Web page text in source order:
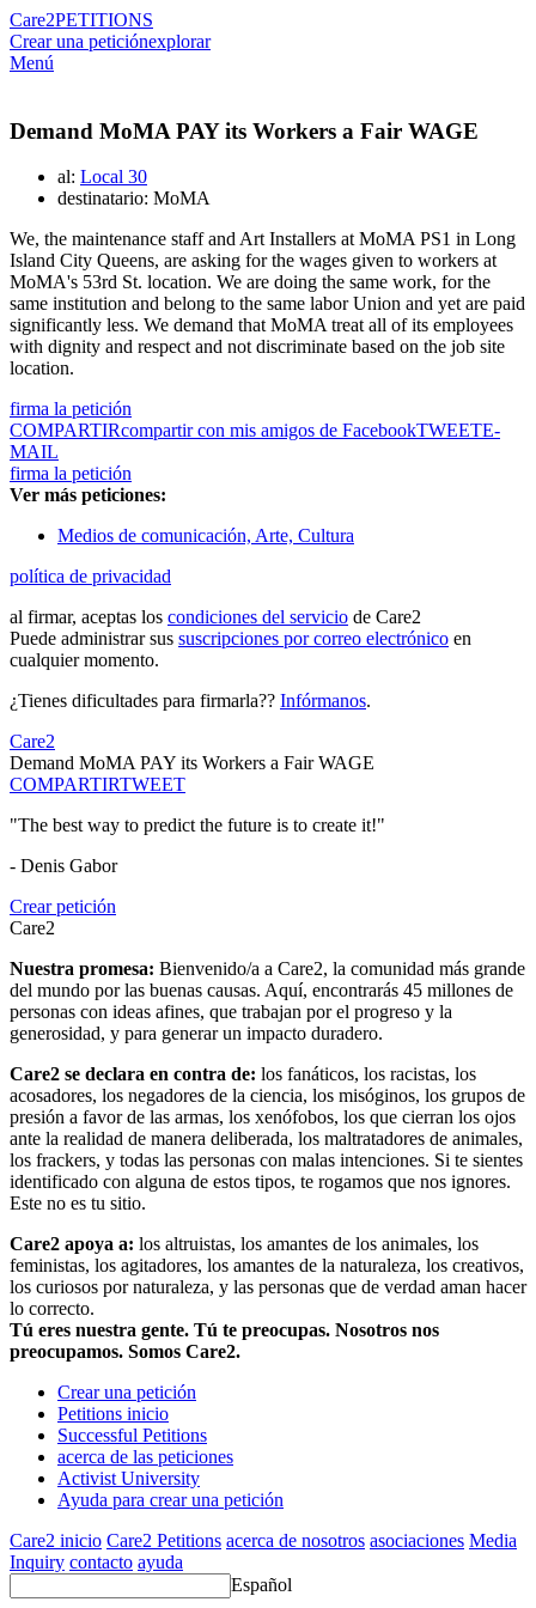
Care2PETITIONS
Crear una peticiónexplorar
Menú
Demand MoMA PAY its Workers a Fair WAGE
al: Local 30
destinatario: MoMA
We, the maintenance staff and Art Installers at MoMA PS1 in Long
Island City Queens, are asking for the wages given to workers at
MoMA's 53rd St. location. We are doing the same work, for the
same institution and belong to the same labor Union and yet are paid
significantly less. We demand that MoMA treat all of its employees
with dignity and respect and not discriminate based on the job site
location.
firma la petición
COMPARTIRcompartir con mis amigos de FacebookTWEETE-
MAIL
firma la petición
Ver más peticiones:
Medios de comunicación, Arte, Cultura
política de privacidad
al firmar, aceptas los condiciones del servicio de Care2
Puede administrar sus suscripciones por correo electrónico en
cualquier momento.
¿Tienes dificultades para firmarla?? Infórmanos.
Care2
Demand MoMA PAY its Workers a Fair WAGE
COMPARTIRTWEET
"The best way to predict the future is to create it!"
- Denis Gabor
Crear petición
Care2
Nuestra promesa: Bienvenido/a a Care2, la comunidad más grande
del mundo por las buenas causas. Aquí, encontrarás 45 millones de
personas con ideas afines, que trabajan por el progreso y la
generosidad, y para generar un impacto duradero.
Care2 se declara en contra de: los fanáticos, los racistas, los
acosadores, los negadores de la ciencia, los misóginos, los grupos de
presión a favor de las armas, los xenófobos, los que cierran los ojos
ante la realidad de manera deliberada, los maltratadores de animales,
los frackers, y todas las personas con malas intenciones. Si te sientes
identificado con alguna de estos tipos, te rogamos que nos ignores.
Este no es tu sitio.
Care2 apoya a: los altruistas, los amantes de los animales, los
feministas, los agitadores, los amantes de la naturaleza, los creativos,
los curiosos por naturaleza, y las personas que de verdad aman hacer
lo correcto.
Tú eres nuestra gente. Tú te preocupas. Nosotros nos
preocupamos. Somos Care2.
Crear una petición
Petitions inicio
Successful Petitions
acerca de las peticiones
Activist University
Ayuda para crear una petición
Care2 inicio Care2 Petitions acerca de nosotros asociaciones Media
Inquiry contacto ayuda
Español